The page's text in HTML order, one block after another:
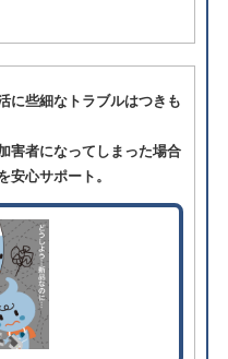
に些細なトラブルはつきも
害者になってしまった場合
安心サポート。